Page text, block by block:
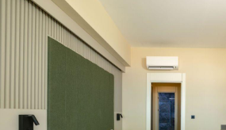
El. pašto adresas:
Internetinė svetainė:
https://crystalhotels.com.tr/en/hotels/